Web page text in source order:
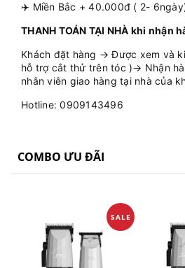
✈️ Miền Bắc + 40.000đ ( 2-
THANH TOÁN TẠI NHÀ khi nhận
Khách đặt hàng → Được xem và
hỗ trợ cắt thử trên tóc )→ Nhận
nhân viên giao hàng tại nhà của
Hotline: 0909143496
COMBO ƯU ĐÃI
SALE